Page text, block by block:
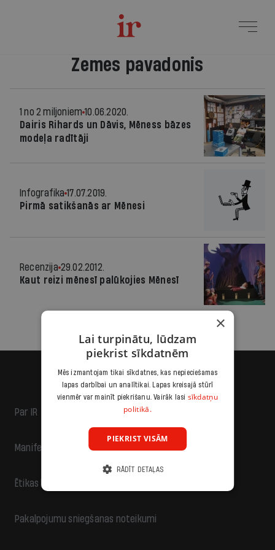
Zemes pavadonis
1 no 2 miljoniem 10.06.2020.
Dairis Rihards un Dāvis, Mēness bāzes
modeļa radītāji
Infografika 17.07.2019.
Pirmā satikšanās ar Mēnesi
Recenzija 29.02.2012.
Kaut reizi mēnesī palūkojies Mēnesī
Par IR
Manifests
Ētikas kodekss
Pakalpojumu sniegšanas noteikumi
×
Lai turpinātu, lūdzam
piekrist sīkdatnēm
Mēs izmantojam tikai sīkdatnes, kas nepieciešamas
lapas darbībai un analītikai. Lapas kreisajā stūrī
vienmēr var mainīt piekrišanu. Vairāk lasi sīkdatņu
politikā.
PIEKRIST VISĀM
RĀDĪT DETAĻAS